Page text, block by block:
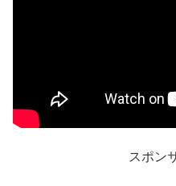
スポン